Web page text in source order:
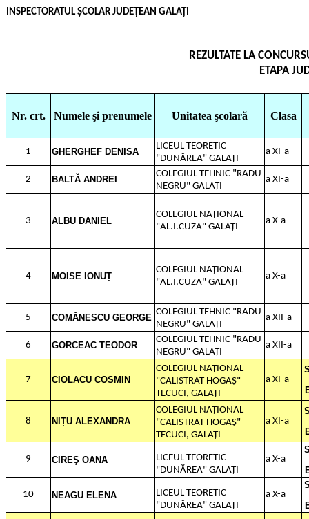
INSPECTORATUL ȘCOLAR JUDEȚEAN GALAȚI
REZULTATE LA
ETAPA
Nr. crt. Numele şi prenumele Unitatea şcolară Clasa
1 GHERGHEF DENISA
LICEUL TEORETIC
"DUNĂREA" GALAȚI
a XI-a
2 BALTĂ ANDREI
COLEGIUL TEHNIC "RADU
NEGRU" GALAȚI
a XI-a
3 ALBU DANIEL
COLEGIUL NAȚIONAL
"AL.I.CUZA" GALAȚI
a X-a
4 MOISE IONUȚ
COLEGIUL NAȚIONAL
"AL.I.CUZA" GALAȚI
a X-a
5 COMĂNESCU GEORGE
COLEGIUL TEHNIC "RADU
NEGRU" GALAȚI
a XII-a
6 GORCEAC TEODOR
COLEGIUL TEHNIC "RADU
NEGRU" GALAȚI
a XII-a
7 CIOLACU COSMIN
COLEGIUL NAȚIONAL
"CALISTRAT HOGAȘ"
TECUCI, GALAȚI
a XI-a
8 NIȚU ALEXANDRA
COLEGIUL NAȚIONAL
"CALISTRAT HOGAȘ"
TECUCI, GALAȚI
a XI-a
9 CIREŞ OANA
LICEUL TEORETIC
"DUNĂREA" GALAȚI
a X-a
10 NEAGU ELENA
LICEUL TEORETIC
"DUNĂREA" GALAȚI
a X-a